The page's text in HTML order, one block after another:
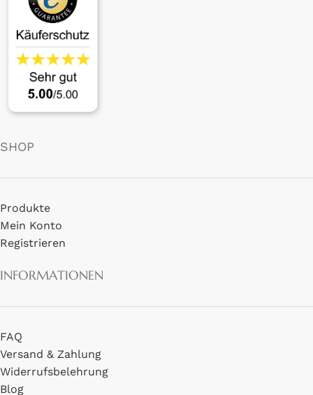
SHOP
Produkte
Mein Konto
Registrieren
INFORMATIONEN
FAQ
Versand & Zahlung
Widerrufsbelehrung
Blog